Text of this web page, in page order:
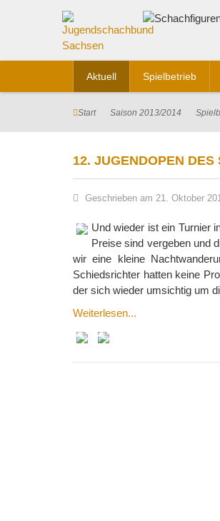
Aktuell Spielbetrieb
Start Saison 2013/2014
12. JUGENDOPEN
Geschrieben am 21. Oktober
Und wieder ist ein Turnier
Preise sind vergeben und
wir eine kleine
Schiedsrichter hatten keine
der sich wieder umsichtig um
Weiterlesen...